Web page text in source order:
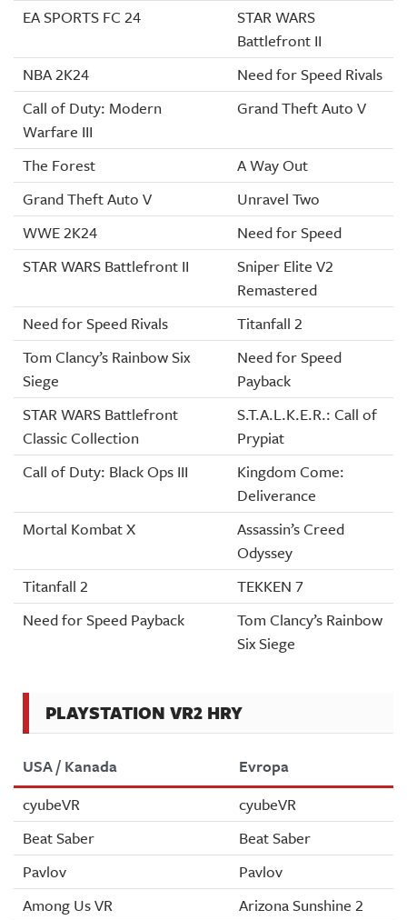
EA SPORTS FC 24
STAR WARS
Battlefront II
NBA 2K24
Need for Speed Rivals
Call of Duty: Modern
Warfare III
Grand Theft Auto V
The Forest
A Way Out
Grand Theft Auto V
Unravel Two
WWE 2K24
Need for Speed
STAR WARS Battlefront II
Sniper Elite V2
Remastered
Need for Speed Rivals
Titanfall 2
Tom Clancy’s Rainbow Six
Siege
Need for Speed
Payback
STAR WARS Battlefront
Classic Collection
S.T.A.L.K.E.R.: Call of
Prypiat
Call of Duty: Black Ops III
Kingdom Come:
Deliverance
Mortal Kombat X
Assassin’s Creed
Odyssey
Titanfall 2
TEKKEN 7
Need for Speed Payback
Tom Clancy’s Rainbow
Six Siege
PLAYSTATION VR2 HRY
USA / Kanada
Evropa
cyubeVR
cyubeVR
Beat Saber
Beat Saber
Pavlov
Pavlov
Among Us VR
Arizona Sunshine 2